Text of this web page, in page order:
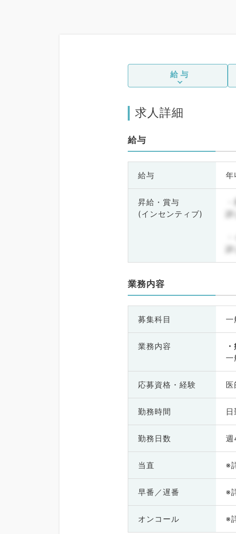
給与
求人詳細
給与
給与 年
昇給・賞与
(インセンティブ)
業務内容
募集科目 一
業務内容
一
応募資格・ 経験
勤務時間
勤務日数
当直 ※
早番／遅番 ※
オンコール ※